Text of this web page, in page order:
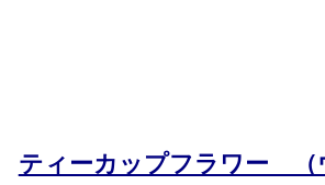
ティーカップフラワー （